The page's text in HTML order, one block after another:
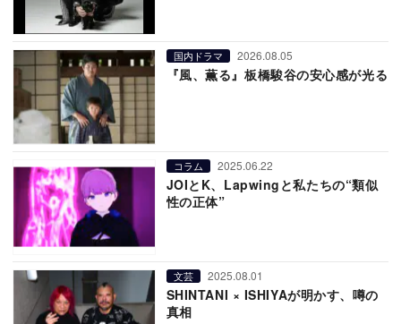
国内ドラマ 2026.08.05
『風、薫る』板橋駿谷の安心感が光る
コラム 2025.06.22
JOIとK、Lapwingと私たちの“類似
性の正体”
文芸 2025.08.01
SHINTANI × ISHIYAが明かす、噂の
真相